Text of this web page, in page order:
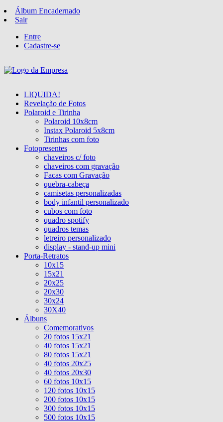
Álbum Encadernado
Sair
Entre
Cadastre-se
LIQUIDA!
Revelação de Fotos
Polaroid e Tirinha
Polaroid 10x8cm
Instax Polaroid 5x8cm
Tirinhas com foto
Fotopresentes
chaveiros c/ foto
chaveiros com gravação
Facas com Gravação
quebra-cabeça
camisetas personalizadas
body infantil personalizado
cubos com foto
quadro spotify
quadros temas
letreiro personalizado
display - stand-up mini
Porta-Retratos
10x15
15x21
20x25
20x30
30x24
30X40
Álbuns
Comemorativos
20 fotos 15x21
40 fotos 15x21
80 fotos 15x21
40 fotos 20x25
40 fotos 20x30
60 fotos 10x15
120 fotos 10x15
200 fotos 10x15
300 fotos 10x15
500 fotos 10x15